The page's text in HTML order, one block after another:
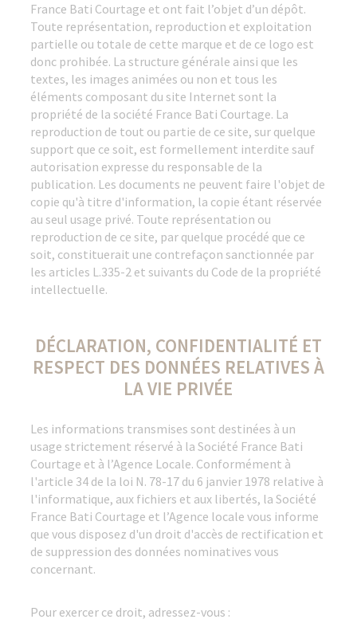
France Bati Courtage et ont fait l’objet d’un dépôt.
Toute représentation, reproduction et exploitation
partielle ou totale de cette marque et de ce logo est
donc prohibée. La structure générale ainsi que les
textes, les images animées ou non et tous les
éléments composant du site Internet sont la
propriété de la société France Bati Courtage. La
reproduction de tout ou partie de ce site, sur quelque
support que ce soit, est formellement interdite sauf
autorisation expresse du responsable de la
publication. Les documents ne peuvent faire l'objet de
copie qu'à titre d'information, la copie étant réservée
au seul usage privé. Toute représentation ou
reproduction de ce site, par quelque procédé que ce
soit, constituerait une contrefaçon sanctionnée par
les articles L.335-2 et suivants du Code de la propriété
intellectuelle.
DÉCLARATION, CONFIDENTIALITÉ ET
RESPECT DES DONNÉES RELATIVES À
LA VIE PRIVÉE
Les informations transmises sont destinées à un
usage strictement réservé à la Société France Bati
Courtage et à l’Agence Locale. Conformément à
l'article 34 de la loi N. 78-17 du 6 janvier 1978 relative à
l'informatique, aux fichiers et aux libertés, la Société
France Bati Courtage et l’Agence locale vous informe
que vous disposez d'un droit d'accès de rectification et
de suppression des données nominatives vous
concernant.
Pour exercer ce droit, adressez-vous :